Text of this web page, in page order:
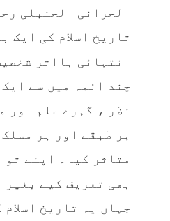
الحرانی الحنبلی
تاریخ اسلام کی ایک
انتہائی بااثر
چند ائمہ میں سے
نظر ، گہرے علم اور
ہر طبقے اور ہر
متاثر کیا۔ اپنے تو
بھی تعریف کیے بغیر
جہاں یہ تاریخ